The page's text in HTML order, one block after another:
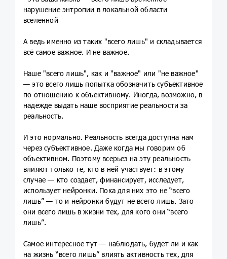
нарушение энтропии в локальной области
вселенной
А ведь именно из таких "всего лишь" и складывается
всё самое важное. И не важное.
Наше "всего лишь", как и "важное" или "не важное"
— это всего лишь попытка обозначить субъективное
по отношению к объективному. Иногда, возможно, в
надежде выдать наше восприятие реальности за
реальность.
И это нормально. Реальность всегда доступна нам
через субъективное. Даже когда мы говорим об
объективном. Поэтому всерьез на эту реальность
влияют только те, кто в ней участвует: в этому
случае — кто создает, финансирует, исследует,
использует нейронки. Пока для них это не “всего
лишь” — то и нейронки будут не всего лишь. Зато
они всего лишь в жизни тех, для кого они “всего
лишь”.
Самое интересное тут — наблюдать, будет ли и как
на жизнь “всего лишь” влиять активность тех, для